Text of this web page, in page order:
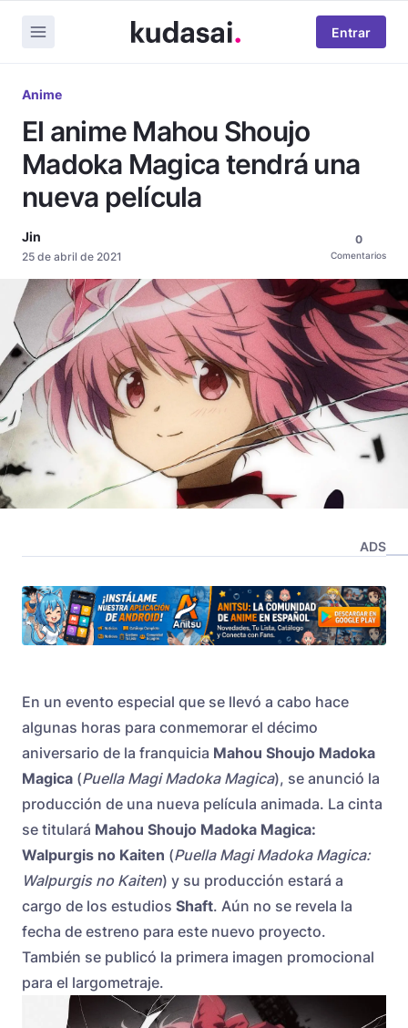
Entrar
Anime
El anime Mahou Shoujo
Madoka Magica tendrá una
nueva película
Jin
25 de abril de 2021
0
Comentarios
ADS
En un evento especial que se llevó a cabo hace
algunas horas para conmemorar el décimo
aniversario de la franquicia Mahou Shoujo Madoka
Magica (Puella Magi Madoka Magica), se anunció la
producción de una nueva película animada. La cinta
se titulará Mahou Shoujo Madoka Magica:
Walpurgis no Kaiten (Puella Magi Madoka Magica:
Walpurgis no Kaiten) y su producción estará a
cargo de los estudios Shaft. Aún no se revela la
fecha de estreno para este nuevo proyecto.
También se publicó la primera imagen promocional
para el largometraje.